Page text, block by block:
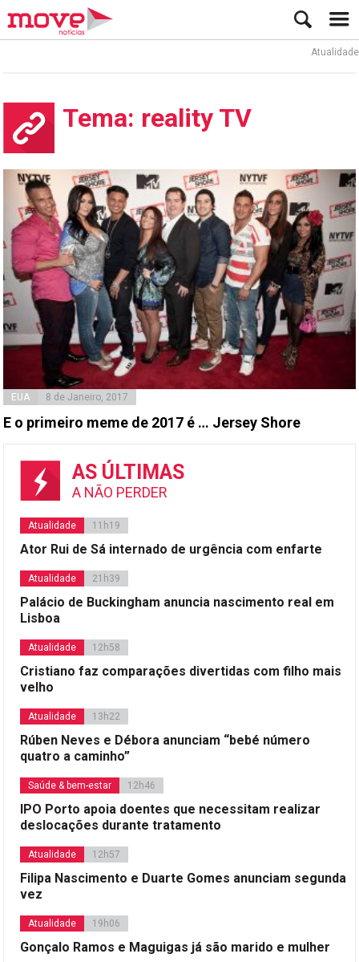
Atualidade
Tema: reality TV
EUA 8 de Janeiro, 2017
E o primeiro meme de 2017 é … Jersey Shore
AS ÚLTIMAS
A NÃO PERDER
Atualidade 11h19
Ator Rui de Sá internado de urgência com enfarte
Atualidade 21h39
Palácio de Buckingham anuncia nascimento real em
Lisboa
Atualidade 12h58
Cristiano faz comparações divertidas com filho mais
velho
Atualidade 13h22
Rúben Neves e Débora anunciam “bebé número
quatro a caminho”
Saúde & bem-estar 12h46
IPO Porto apoia doentes que necessitam realizar
deslocações durante tratamento
Atualidade 12h57
Filipa Nascimento e Duarte Gomes anunciam segunda
vez
Atualidade 19h06
Gonçalo Ramos e Maguigas já são marido e mulher